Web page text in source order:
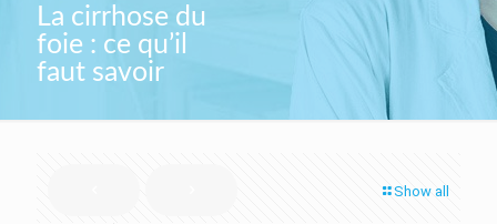
La cirrhose du
foie : ce qu’il
faut savoir
Show all